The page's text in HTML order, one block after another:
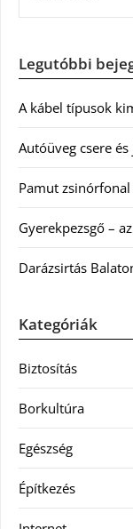
Legutóbbi
A kábel típusok
Autóüveg csere
Pamut
Gyerekpezsgő –
Darázsirtás
Kategóriák
Biztosítás
Borkultúra
Egészség
Építkezés